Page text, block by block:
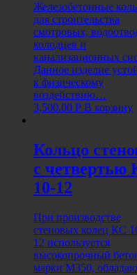
Железобетонные
для строительства
смотровых,
колодцев и
канализационных
Данное изделие
к физическому
воздействию…
3,500.00 Р В корзину
Кольцо
с четвертью
10-12
При производстве
стеновых колец КС
12 используется
высокопрочный
марки М350,